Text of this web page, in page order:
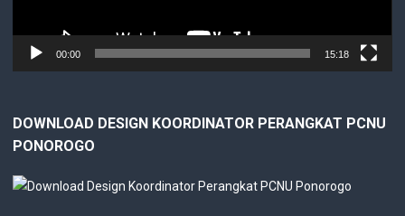
00:00 15:18
DOWNLOAD DESIGN KOORDINATOR PERANGKAT PCNU
PONOROGO